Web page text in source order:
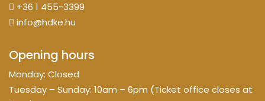
+36 1 455-3399
info@hdke.hu
Opening hours
Monday: Closed
Tuesday – Sunday: 10am – 6pm (Ticket office closes at